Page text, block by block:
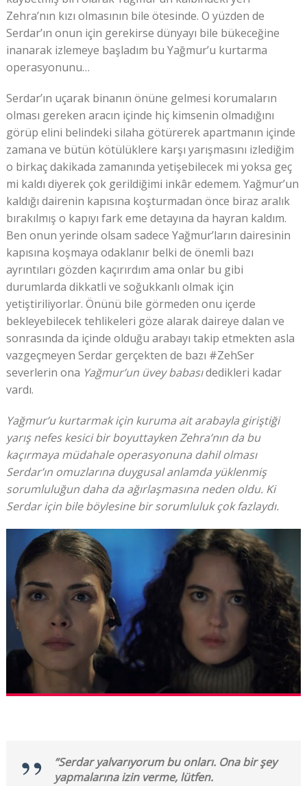
Zehra’nın kızı olmasının bile ötesinde. O yüzden de
Serdar’ın onun için gerekirse dünyayı bile bükeceğine
inanarak izlemeye başladım bu Yağmur’u kurtarma
operasyonunu…
Serdar’ın uçarak binanın önüne gelmesi korumaların
olması gereken aracın içinde hiç kimsenin olmadığını
görüp elini belindeki silaha götürerek apartmanın içinde
zamana ve bütün kötülüklere karşı yarışmasını izlediğim
o birkaç dakikada zamanında yetişebilecek mi yoksa geç
mi kaldı diyerek çok gerildiğimi inkâr edemem. Yağmur’un
kaldığı dairenin kapısına koşturmadan önce biraz aralık
bırakılmış o kapıyı fark eme detayına da hayran kaldım.
Ben onun yerinde olsam sadece Yağmur’ların dairesinin
kapısına koşmaya odaklanır belki de önemli bazı
ayrıntıları gözden kaçırırdım ama onlar bu gibi
durumlarda dikkatli ve soğukkanlı olmak için
yetiştiriliyorlar. Önünü bile görmeden onu içerde
bekleyebilecek tehlikeleri göze alarak daireye dalan ve
sonrasında da içinde olduğu arabayı takip etmekten asla
vazgeçmeyen Serdar gerçekten de bazı #ZehSer
severlerin ona Yağmur’un üvey babasıdedikleri kadar
vardı.
Yağmur’u kurtarmak için kuruma ait arabayla giriştiği
yarış nefes kesici bir boyuttayken Zehra’nın da bu
kaçırmaya müdahale operasyonuna dahil olması
Serdar’ın omuzlarına duygusal anlamda yüklenmiş
sorumluluğun daha da ağırlaşmasına neden oldu. Ki
Serdar için bile böylesine bir sorumluluk çok fazlaydı.
“Serdar yalvarıyorum bu onları. Ona bir şey
yapmalarına izin verme, lütfen.